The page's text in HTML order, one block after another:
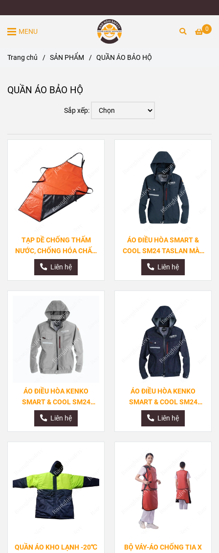
0
MENU
Trang chủ / SẢN PHẨM / QUẦN ÁO BẢO HỘ
QUẦN ÁO BẢO HỘ
Sắp xếp:
TẠP DỀ CHỐNG THẤM
NƯỚC, CHỐNG HÓA CHẤT,
CHỐNG DẦU VÀ AXIT
Liên hệ
ÁO ĐIỀU HÒA SMART &
COOL SM24 TASLAN MÀU
XANH THAN
Liên hệ
ÁO ĐIỀU HÒA KENKO
SMART & COOL SM24
TASLAN MÀU GHI
Liên hệ
ÁO ĐIỀU HÒA KENKO
SMART & COOL SM24
DENIM
Liên hệ
QUẦN ÁO KHO LẠNH -20℃
BỘ VÁY-ÁO CHỐNG TIA X